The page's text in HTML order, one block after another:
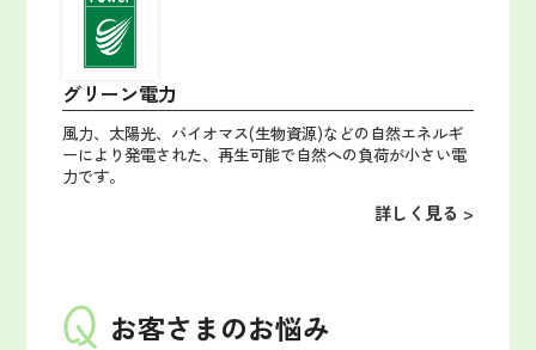
グリーン電力
風力、太陽光、バイオマス(生物資源)などの自然エネルギ
ーにより発電された、再生可能で自然への負荷が小さい電
力です。
詳しく見る >
お客さまのお悩み